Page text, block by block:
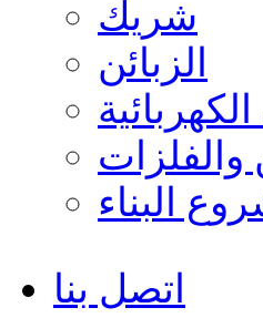
شريك
الزبائن
والفلزات
البناء
اتصل بنا